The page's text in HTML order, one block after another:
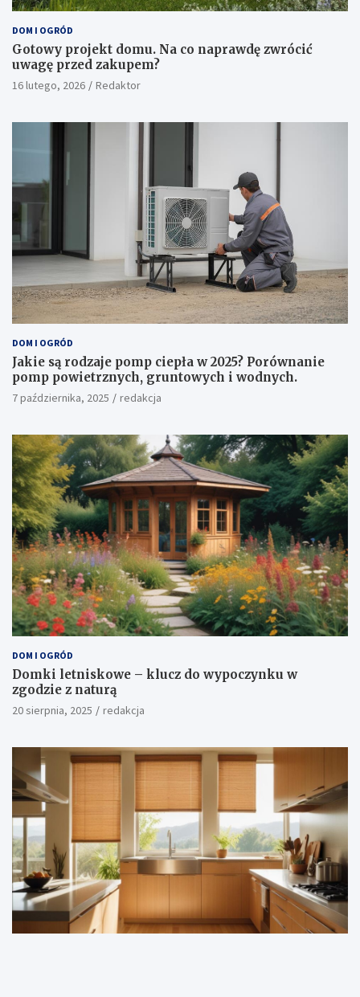
DOM I OGRÓD
Gotowy projekt domu. Na co naprawdę zwrócić
uwagę przed zakupem?
16 lutego, 2026 Redaktor
DOM I OGRÓD
Jakie są rodzaje pomp ciepła w 2025? Porównanie
pomp powietrznych, gruntowych i wodnych.
7 października, 2025 redakcja
DOM I OGRÓD
Domki letniskowe – klucz do wypoczynku w
zgodzie z naturą
20 sierpnia, 2025 redakcja